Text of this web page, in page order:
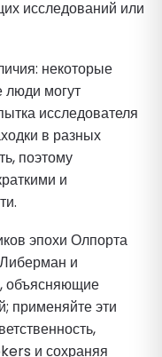
исследований или
некоторые
люди могут
исследователя
в разных
поэтому
и
эпохи Олпорта
и
объясняющие
применяйте эти
и сохраняя